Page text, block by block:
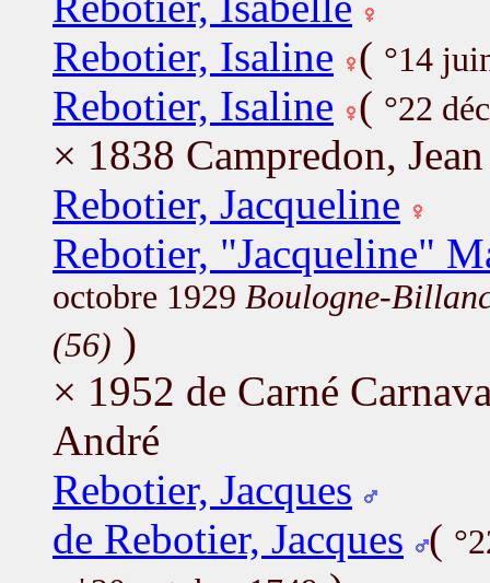
Rebotier, Isaline ( °14
Rebotier, Isaline ( °22
× 1838 Campredon,
Rebotier, Jacqueline
Rebotier, "Jacqueline"
octobre 1929 Boulogne-
(56) )
× 1952 de Carné
André
Rebotier, Jacques
de Rebotier, Jacques (